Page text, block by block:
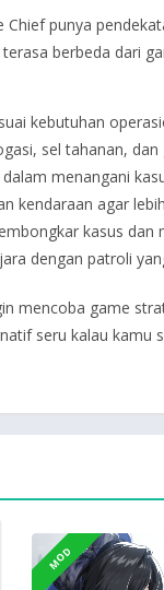
punya
berbeda dari
kebutuhan
sel tahanan, dan
menangani
kendaraan agar
kasus dan
dengan patroli
mencoba game
seru kalau
MOD